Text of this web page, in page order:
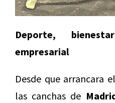
Deporte,
empresarial
Desde que arrancara
las canchas de